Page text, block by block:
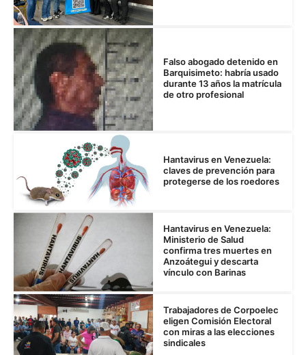
Falso abogado detenido en
Barquisimeto: habría usado
durante 13 años la matrícula
de otro profesional
Hantavirus en Venezuela:
claves de prevención para
protegerse de los roedores
Hantavirus en Venezuela:
Ministerio de Salud
confirma tres muertes en
Anzoátegui y descarta
vínculo con Barinas
Trabajadores de Corpoelec
eligen Comisión Electoral
con miras a las elecciones
sindicales